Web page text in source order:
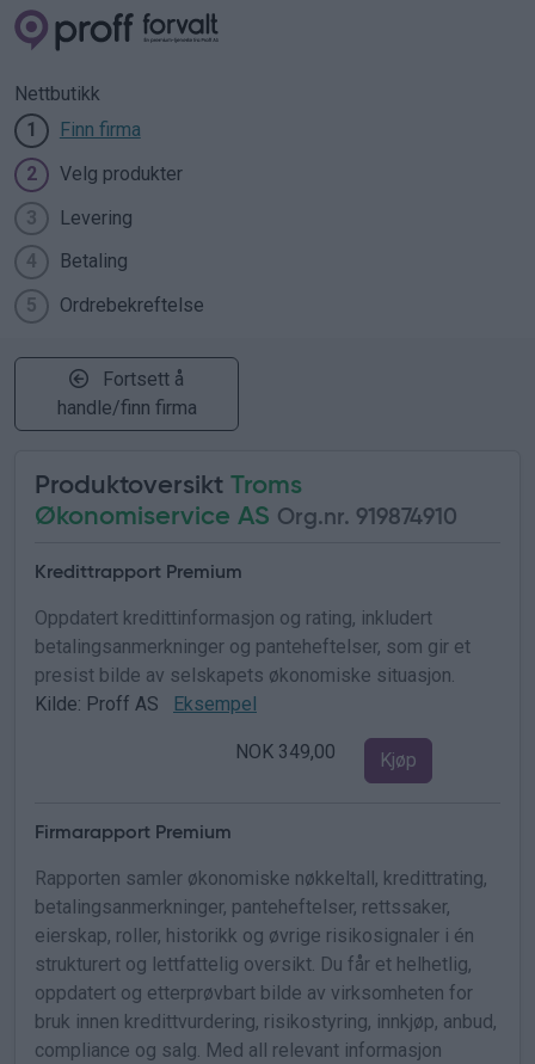
Nettbutikk
1
Finn firma
2
Velg produkter
3
Levering
4
Betaling
5
Ordrebekreftelse
Fortsett å
handle/finn firma
Produktoversikt Troms
Økonomiservice AS Org.nr. 919874910
Kredittrapport Premium
Oppdatert kredittinformasjon og rating, inkludert
betalingsanmerkninger og panteheftelser, som gir et
presist bilde av selskapets økonomiske situasjon.
Kilde: Proff AS
Eksempel
NOK 349,00 Kjøp
Firmarapport Premium
Rapporten samler økonomiske nøkkeltall, kredittrating,
betalingsanmerkninger, panteheftelser, rettssaker,
eierskap, roller, historikk og øvrige risikosignaler i én
strukturert og lettfattelig oversikt. Du får et helhetlig,
oppdatert og etterprøvbart bilde av virksomheten for
bruk innen kredittvurdering, risikostyring, innkjøp, anbud,
compliance og salg. Med all relevant informasjon